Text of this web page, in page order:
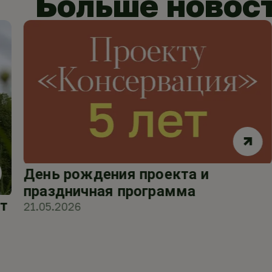
День рождения проекта и
праздничная программа
21.05.2026